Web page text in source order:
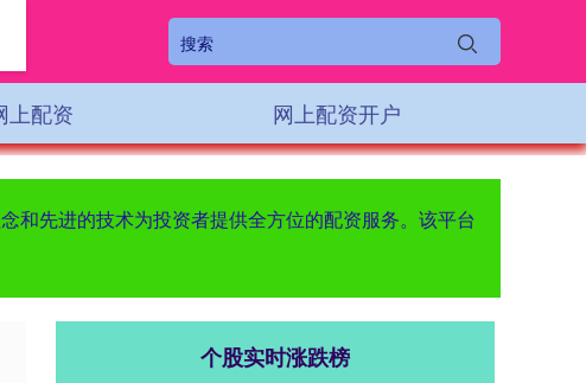
上配资 网上配资开户
和先进的技术为投资者提供全方位的配资服务。该平台
个股实时涨跌榜